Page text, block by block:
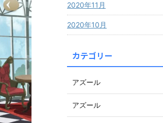
2020年11月
2020年10月
カテゴリー
アズール
アズール